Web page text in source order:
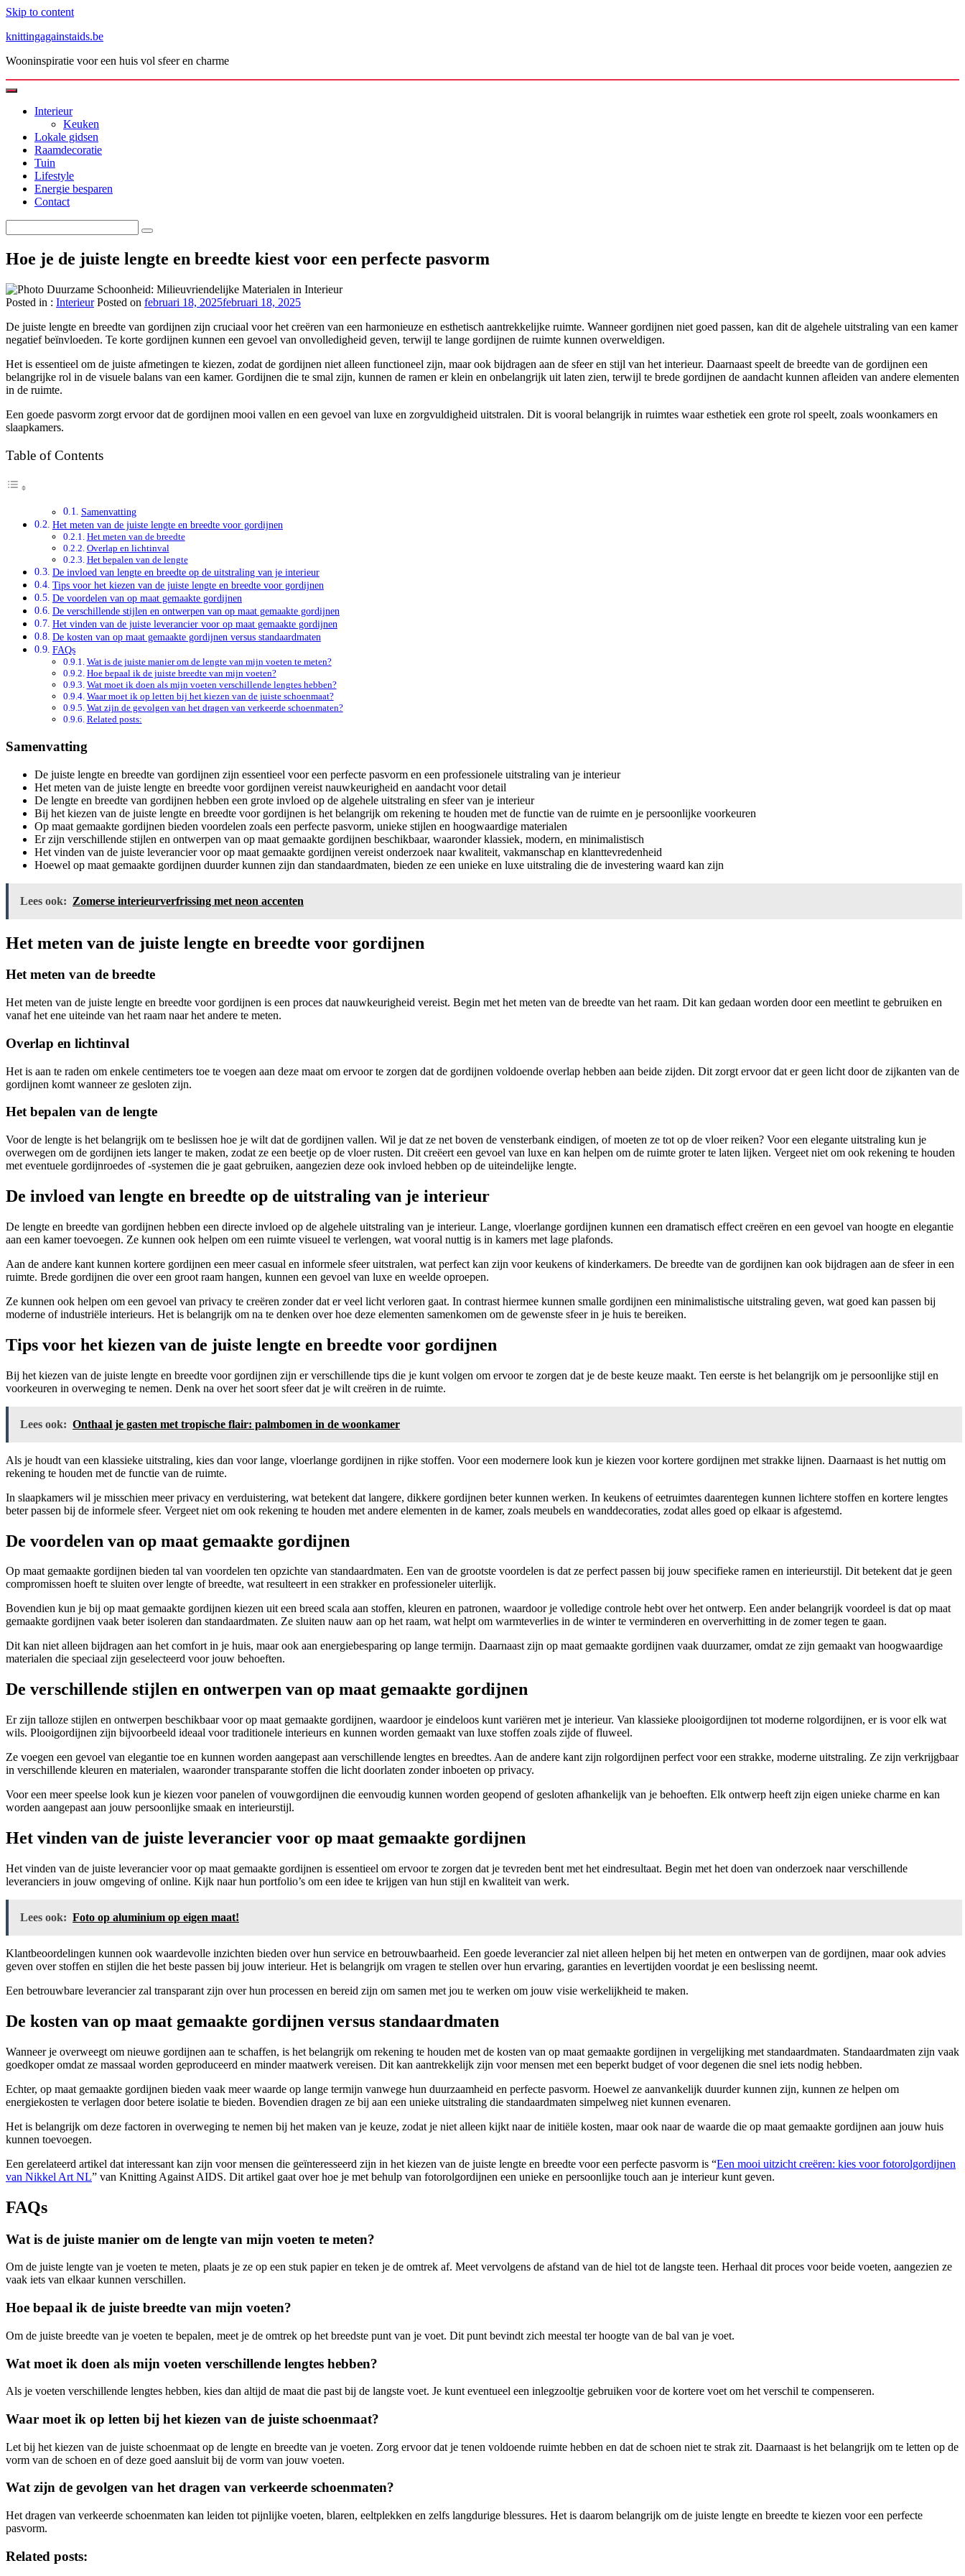
Skip to content
knittingagainstaids.be
Wooninspiratie voor een huis vol sfeer en charme
Interieur
Keuken
Lokale gidsen
Raamdecoratie
Tuin
Lifestyle
Energie besparen
Contact
Hoe je de juiste lengte en breedte kiest voor een perfecte pasvorm
Posted in : Interieur Posted on februari 18, 2025februari 18, 2025
De juiste lengte en breedte van gordijnen zijn cruciaal voor het creëren van een harmonieuze en esthetisch aantrekkelijke ruimte. Wanneer gordijnen niet goed passen, kan dit de algehele uitstraling van een kamer
negatief beïnvloeden. Te korte gordijnen kunnen een gevoel van onvolledigheid geven, terwijl te lange gordijnen de ruimte kunnen overweldigen.
Het is essentieel om de juiste afmetingen te kiezen, zodat de gordijnen niet alleen functioneel zijn, maar ook bijdragen aan de sfeer en stijl van het interieur. Daarnaast speelt de breedte van de gordijnen een
belangrijke rol in de visuele balans van een kamer. Gordijnen die te smal zijn, kunnen de ramen er klein en onbelangrijk uit laten zien, terwijl te brede gordijnen de aandacht kunnen afleiden van andere elementen
in de ruimte.
Een goede pasvorm zorgt ervoor dat de gordijnen mooi vallen en een gevoel van luxe en zorgvuldigheid uitstralen. Dit is vooral belangrijk in ruimtes waar esthetiek een grote rol speelt, zoals woonkamers en
slaapkamers.
Table of Contents
Samenvatting
Het meten van de juiste lengte en breedte voor gordijnen
Het meten van de breedte
Overlap en lichtinval
Het bepalen van de lengte
De invloed van lengte en breedte op de uitstraling van je interieur
Tips voor het kiezen van de juiste lengte en breedte voor gordijnen
De voordelen van op maat gemaakte gordijnen
De verschillende stijlen en ontwerpen van op maat gemaakte gordijnen
Het vinden van de juiste leverancier voor op maat gemaakte gordijnen
De kosten van op maat gemaakte gordijnen versus standaardmaten
FAQs
Wat is de juiste manier om de lengte van mijn voeten te meten?
Hoe bepaal ik de juiste breedte van mijn voeten?
Wat moet ik doen als mijn voeten verschillende lengtes hebben?
Waar moet ik op letten bij het kiezen van de juiste schoenmaat?
Wat zijn de gevolgen van het dragen van verkeerde schoenmaten?
Related posts:
Samenvatting
De juiste lengte en breedte van gordijnen zijn essentieel voor een perfecte pasvorm en een professionele uitstraling van je interieur
Het meten van de juiste lengte en breedte voor gordijnen vereist nauwkeurigheid en aandacht voor detail
De lengte en breedte van gordijnen hebben een grote invloed op de algehele uitstraling en sfeer van je interieur
Bij het kiezen van de juiste lengte en breedte voor gordijnen is het belangrijk om rekening te houden met de functie van de ruimte en je persoonlijke voorkeuren
Op maat gemaakte gordijnen bieden voordelen zoals een perfecte pasvorm, unieke stijlen en hoogwaardige materialen
Er zijn verschillende stijlen en ontwerpen van op maat gemaakte gordijnen beschikbaar, waaronder klassiek, modern, en minimalistisch
Het vinden van de juiste leverancier voor op maat gemaakte gordijnen vereist onderzoek naar kwaliteit, vakmanschap en klanttevredenheid
Hoewel op maat gemaakte gordijnen duurder kunnen zijn dan standaardmaten, bieden ze een unieke en luxe uitstraling die de investering waard kan zijn
Lees ook: Zomerse interieurverfrissing met neon accenten
Het meten van de juiste lengte en breedte voor gordijnen
Het meten van de breedte
Het meten van de juiste lengte en breedte voor gordijnen is een proces dat nauwkeurigheid vereist. Begin met het meten van de breedte van het raam. Dit kan gedaan worden door een meetlint te gebruiken en
vanaf het ene uiteinde van het raam naar het andere te meten.
Overlap en lichtinval
Het is aan te raden om enkele centimeters toe te voegen aan deze maat om ervoor te zorgen dat de gordijnen voldoende overlap hebben aan beide zijden. Dit zorgt ervoor dat er geen licht door de zijkanten van de
gordijnen komt wanneer ze gesloten zijn.
Het bepalen van de lengte
Voor de lengte is het belangrijk om te beslissen hoe je wilt dat de gordijnen vallen. Wil je dat ze net boven de vensterbank eindigen, of moeten ze tot op de vloer reiken? Voor een elegante uitstraling kun je
overwegen om de gordijnen iets langer te maken, zodat ze een beetje op de vloer rusten. Dit creëert een gevoel van luxe en kan helpen om de ruimte groter te laten lijken. Vergeet niet om ook rekening te houden
met eventuele gordijnroedes of -systemen die je gaat gebruiken, aangezien deze ook invloed hebben op de uiteindelijke lengte.
De invloed van lengte en breedte op de uitstraling van je interieur
De lengte en breedte van gordijnen hebben een directe invloed op de algehele uitstraling van je interieur. Lange, vloerlange gordijnen kunnen een dramatisch effect creëren en een gevoel van hoogte en elegantie
aan een kamer toevoegen. Ze kunnen ook helpen om een ruimte visueel te verlengen, wat vooral nuttig is in kamers met lage plafonds.
Aan de andere kant kunnen kortere gordijnen een meer casual en informele sfeer uitstralen, wat perfect kan zijn voor keukens of kinderkamers. De breedte van de gordijnen kan ook bijdragen aan de sfeer in een
ruimte. Brede gordijnen die over een groot raam hangen, kunnen een gevoel van luxe en weelde oproepen.
Ze kunnen ook helpen om een gevoel van privacy te creëren zonder dat er veel licht verloren gaat. In contrast hiermee kunnen smalle gordijnen een minimalistische uitstraling geven, wat goed kan passen bij
moderne of industriële interieurs. Het is belangrijk om na te denken over hoe deze elementen samenkomen om de gewenste sfeer in je huis te bereiken.
Tips voor het kiezen van de juiste lengte en breedte voor gordijnen
Bij het kiezen van de juiste lengte en breedte voor gordijnen zijn er verschillende tips die je kunt volgen om ervoor te zorgen dat je de beste keuze maakt. Ten eerste is het belangrijk om je persoonlijke stijl en
voorkeuren in overweging te nemen. Denk na over het soort sfeer dat je wilt creëren in de ruimte.
Lees ook: Onthaal je gasten met tropische flair: palmbomen in de woonkamer
Als je houdt van een klassieke uitstraling, kies dan voor lange, vloerlange gordijnen in rijke stoffen. Voor een modernere look kun je kiezen voor kortere gordijnen met strakke lijnen. Daarnaast is het nuttig om
rekening te houden met de functie van de ruimte.
In slaapkamers wil je misschien meer privacy en verduistering, wat betekent dat langere, dikkere gordijnen beter kunnen werken. In keukens of eetruimtes daarentegen kunnen lichtere stoffen en kortere lengtes
beter passen bij de informele sfeer. Vergeet niet om ook rekening te houden met andere elementen in de kamer, zoals meubels en wanddecoraties, zodat alles goed op elkaar is afgestemd.
De voordelen van op maat gemaakte gordijnen
Op maat gemaakte gordijnen bieden tal van voordelen ten opzichte van standaardmaten. Een van de grootste voordelen is dat ze perfect passen bij jouw specifieke ramen en interieurstijl. Dit betekent dat je geen
compromissen hoeft te sluiten over lengte of breedte, wat resulteert in een strakker en professioneler uiterlijk.
Bovendien kun je bij op maat gemaakte gordijnen kiezen uit een breed scala aan stoffen, kleuren en patronen, waardoor je volledige controle hebt over het ontwerp. Een ander belangrijk voordeel is dat op maat
gemaakte gordijnen vaak beter isoleren dan standaardmaten. Ze sluiten nauw aan op het raam, wat helpt om warmteverlies in de winter te verminderen en oververhitting in de zomer tegen te gaan.
Dit kan niet alleen bijdragen aan het comfort in je huis, maar ook aan energiebesparing op lange termijn. Daarnaast zijn op maat gemaakte gordijnen vaak duurzamer, omdat ze zijn gemaakt van hoogwaardige
materialen die speciaal zijn geselecteerd voor jouw behoeften.
De verschillende stijlen en ontwerpen van op maat gemaakte gordijnen
Er zijn talloze stijlen en ontwerpen beschikbaar voor op maat gemaakte gordijnen, waardoor je eindeloos kunt variëren met je interieur. Van klassieke plooigordijnen tot moderne rolgordijnen, er is voor elk wat
wils. Plooigordijnen zijn bijvoorbeeld ideaal voor traditionele interieurs en kunnen worden gemaakt van luxe stoffen zoals zijde of fluweel.
Ze voegen een gevoel van elegantie toe en kunnen worden aangepast aan verschillende lengtes en breedtes. Aan de andere kant zijn rolgordijnen perfect voor een strakke, moderne uitstraling. Ze zijn verkrijgbaar
in verschillende kleuren en materialen, waaronder transparante stoffen die licht doorlaten zonder inboeten op privacy.
Voor een meer speelse look kun je kiezen voor panelen of vouwgordijnen die eenvoudig kunnen worden geopend of gesloten afhankelijk van je behoeften. Elk ontwerp heeft zijn eigen unieke charme en kan
worden aangepast aan jouw persoonlijke smaak en interieurstijl.
Het vinden van de juiste leverancier voor op maat gemaakte gordijnen
Het vinden van de juiste leverancier voor op maat gemaakte gordijnen is essentieel om ervoor te zorgen dat je tevreden bent met het eindresultaat. Begin met het doen van onderzoek naar verschillende
leveranciers in jouw omgeving of online. Kijk naar hun portfolio’s om een idee te krijgen van hun stijl en kwaliteit van werk.
Lees ook: Foto op aluminium op eigen maat!
Klantbeoordelingen kunnen ook waardevolle inzichten bieden over hun service en betrouwbaarheid. Een goede leverancier zal niet alleen helpen bij het meten en ontwerpen van de gordijnen, maar ook advies
geven over stoffen en stijlen die het beste passen bij jouw interieur. Het is belangrijk om vragen te stellen over hun ervaring, garanties en levertijden voordat je een beslissing neemt.
Een betrouwbare leverancier zal transparant zijn over hun processen en bereid zijn om samen met jou te werken om jouw visie werkelijkheid te maken.
De kosten van op maat gemaakte gordijnen versus standaardmaten
Wanneer je overweegt om nieuwe gordijnen aan te schaffen, is het belangrijk om rekening te houden met de kosten van op maat gemaakte gordijnen in vergelijking met standaardmaten. Standaardmaten zijn vaak
goedkoper omdat ze massaal worden geproduceerd en minder maatwerk vereisen. Dit kan aantrekkelijk zijn voor mensen met een beperkt budget of voor degenen die snel iets nodig hebben.
Echter, op maat gemaakte gordijnen bieden vaak meer waarde op lange termijn vanwege hun duurzaamheid en perfecte pasvorm. Hoewel ze aanvankelijk duurder kunnen zijn, kunnen ze helpen om
energiekosten te verlagen door betere isolatie te bieden. Bovendien dragen ze bij aan een unieke uitstraling die standaardmaten simpelweg niet kunnen evenaren.
Het is belangrijk om deze factoren in overweging te nemen bij het maken van je keuze, zodat je niet alleen kijkt naar de initiële kosten, maar ook naar de waarde die op maat gemaakte gordijnen aan jouw huis
kunnen toevoegen.
Een gerelateerd artikel dat interessant kan zijn voor mensen die geïnteresseerd zijn in het kiezen van de juiste lengte en breedte voor een perfecte pasvorm is “Een mooi uitzicht creëren: kies voor fotorolgordijnen
van Nikkel Art NL” van Knitting Against AIDS. Dit artikel gaat over hoe je met behulp van fotorolgordijnen een unieke en persoonlijke touch aan je interieur kunt geven.
FAQs
Wat is de juiste manier om de lengte van mijn voeten te meten?
Om de juiste lengte van je voeten te meten, plaats je ze op een stuk papier en teken je de omtrek af. Meet vervolgens de afstand van de hiel tot de langste teen. Herhaal dit proces voor beide voeten, aangezien ze
vaak iets van elkaar kunnen verschillen.
Hoe bepaal ik de juiste breedte van mijn voeten?
Om de juiste breedte van je voeten te bepalen, meet je de omtrek op het breedste punt van je voet. Dit punt bevindt zich meestal ter hoogte van de bal van je voet.
Wat moet ik doen als mijn voeten verschillende lengtes hebben?
Als je voeten verschillende lengtes hebben, kies dan altijd de maat die past bij de langste voet. Je kunt eventueel een inlegzooltje gebruiken voor de kortere voet om het verschil te compenseren.
Waar moet ik op letten bij het kiezen van de juiste schoenmaat?
Let bij het kiezen van de juiste schoenmaat op de lengte en breedte van je voeten. Zorg ervoor dat je tenen voldoende ruimte hebben en dat de schoen niet te strak zit. Daarnaast is het belangrijk om te letten op de
vorm van de schoen en of deze goed aansluit bij de vorm van jouw voeten.
Wat zijn de gevolgen van het dragen van verkeerde schoenmaten?
Het dragen van verkeerde schoenmaten kan leiden tot pijnlijke voeten, blaren, eeltplekken en zelfs langdurige blessures. Het is daarom belangrijk om de juiste lengte en breedte te kiezen voor een perfecte
pasvorm.
Related posts: